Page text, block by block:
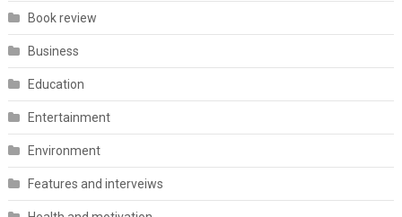
Book review
Business
Education
Entertainment
Environment
Features and interveiws